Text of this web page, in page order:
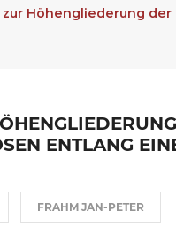
Höhengliederung
ENTLANG
FRAHM JAN-PETER